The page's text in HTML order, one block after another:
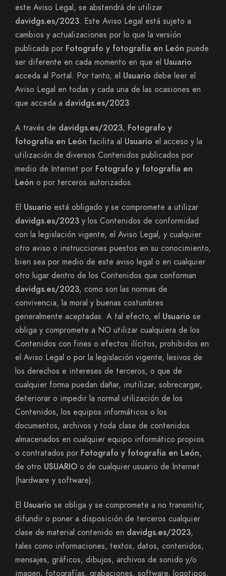
este Aviso Legal, se abstendrá de utilizar
davidgs.es/2023. Este Aviso Legal está sujeto a
cambios y actualizaciones por lo que la versión
publicada por Fotografo y fotografia en León puede
ser diferente en cada momento en que el Usuario
acceda al Portal. Por tanto, el Usuario debe leer el
Aviso Legal en todas y cada una de las ocasiones en
que acceda a davidgs.es/2023.
A través de davidgs.es/2023, Fotografo y
fotografia en León facilita al Usuario el acceso y la
utilización de diversos Contenidos publicados por
medio de Internet por Fotografo y fotografia en
León o por terceros autorizados.
El Usuario está obligado y se compromete a utilizar
davidgs.es/2023 y los Contenidos de conformidad
con la legislación vigente, el Aviso Legal, y cualquier
otro aviso o instrucciones puestos en su conocimiento,
bien sea por medio de este aviso legal o en cualquier
otro lugar dentro de los Contenidos que conforman
davidgs.es/2023, como son las normas de
convivencia, la moral y buenas costumbres
generalmente aceptadas. A tal efecto, el Usuario se
obliga y compromete a NO utilizar cualquiera de los
Contenidos con fines o efectos ilícitos, prohibidos en
el Aviso Legal o por la legislación vigente, lesivos de
los derechos e intereses de terceros, o que de
cualquier forma puedan dañar, inutilizar, sobrecargar,
deteriorar o impedir la normal utilización de los
Contenidos, los equipos informáticos o los
documentos, archivos y toda clase de contenidos
almacenados en cualquier equipo informático propios
o contratados por Fotografo y fotografia en León,
de otro USUARIO o de cualquier usuario de Internet
(hardware y software).
El Usuario se obliga y se compromete a no transmitir,
difundir o poner a disposición de terceros cualquier
clase de material contenido en davidgs.es/2023,
tales como informaciones, textos, datos, contenidos,
mensajes, gráficos, dibujos, archivos de sonido y/o
imagen, fotografías, grabaciones, software, logotipos,